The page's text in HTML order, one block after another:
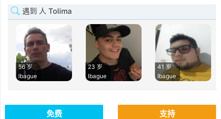
遇到 人 Tolima
56 岁
Ibague
23 岁
Ibague
41 岁
Ibague
免费 支持